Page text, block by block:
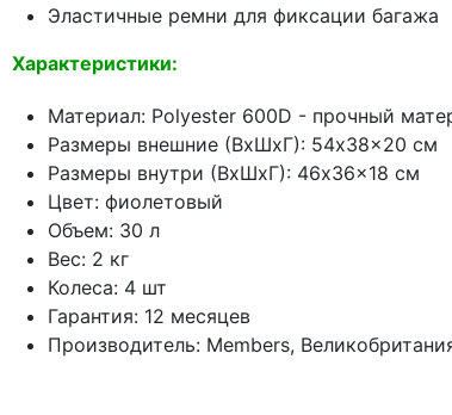
Эластичные ремни для фиксации багажа
Характеристики:
Материал: Polyester 600D - прочный
Размеры внешние (ВхШхГ): 54x38x20 см
Размеры внутри (ВхШхГ): 46x36x18 см
Цвет: фиолетовый
Объем: 30 л
Вес: 2 кг
Колеса: 4 шт
Гарантия: 12 месяцев
Производитель: Members,